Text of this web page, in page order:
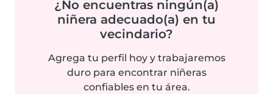
¿No encuentras ningún(a)
niñera adecuado(a) en tu
vecindario?
Agrega tu perfil hoy y trabajaremos
duro para encontrar niñeras
confiables en tu área.